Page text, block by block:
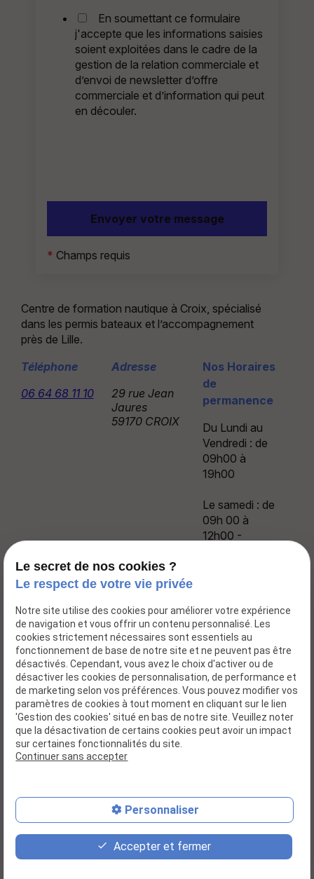
En soumettant ce formulaire
j'accepte que les informations saisies
soient exploitées dans le cadre de la
gestion de la relation commerciale et
d’envoi de newsletter d’offre
commerciale et d’information qui peut
en découler.
* Champs requis
Centre de formation nautique à Croix, spécialisé
dans les permis bateaux et l’accompagnement
près de Lille.
Téléphone
06 64 68 11 10
Adresse
29 rue Jean
Jaures
59170 CROIX
Nos Horaires
de
permanence
Du Lundi au
Vendredi : de
09h00 à
19h00
Le samedi : de
09h 00 à
12h00 -
Accueil
Actualités
Dossier d'inscription
Galerie photos
Contact
place
Plan d'accès
contact_page
Contact
phone
06 64 68 11 10
Le secret de nos cookies ?
Le respect de votre vie privée
Notre site utilise des cookies pour améliorer votre expérience
de navigation et vous offrir un contenu personnalisé. Les
cookies strictement nécessaires sont essentiels au
fonctionnement de base de notre site et ne peuvent pas être
désactivés. Cependant, vous avez le choix d'activer ou de
désactiver les cookies de personnalisation, de performance et
de marketing selon vos préférences. Vous pouvez modifier vos
paramètres de cookies à tout moment en cliquant sur le lien
'Gestion des cookies' situé en bas de notre site. Veuillez noter
que la désactivation de certains cookies peut avoir un impact
sur certaines fonctionnalités du site.
Continuer sans accepter
Personnaliser
Accepter et fermer